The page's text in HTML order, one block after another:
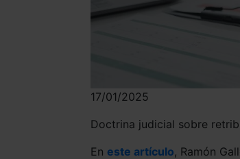
17/01/2025
Doctrina judicial sobre
En este artículo, Ramón